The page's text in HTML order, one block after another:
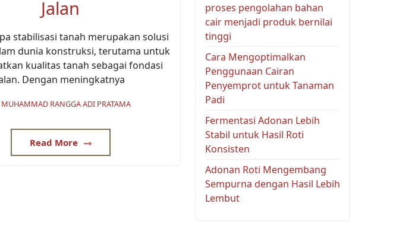
Jalan
stabilisasi tanah merupakan solusi
dunia konstruksi, terutama untuk
kualitas tanah sebagai fondasi
Dengan meningkatnya
MUHAMMAD RANGGA ADI PRATAMA
Read More
proses pengolahan bahan
cair menjadi produk bernilai
tinggi
Cara Mengoptimalkan
Penggunaan Cairan
Penyemprot untuk Tanaman
Padi
Fermentasi Adonan Lebih
Stabil untuk Hasil Roti
Konsisten
Adonan Roti Mengembang
Sempurna dengan Hasil Lebih
Lembut